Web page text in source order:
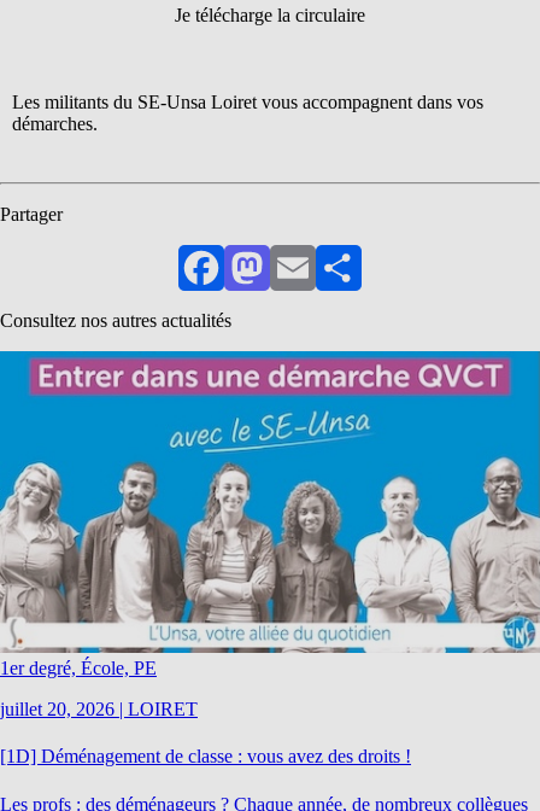
Je télécharge la circulaire
Les militants du SE-Unsa Loiret vous accompagnent dans vos
démarches.
Partager
FacebookMastodon
EmailPartager
Consultez nos autres actualités
1er degré, École, PE
juillet 20, 2026 | LOIRET
[1D] Déménagement de classe : vous avez des droits !
Les profs : des déménageurs ? Chaque année, de nombreux collègues